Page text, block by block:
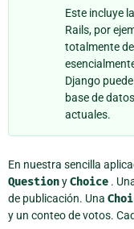
Este incluye
Rails, por
totalmente
Django
base de
actuales.
En nuestra sencilla
QuestionyChoice .
de publicación. Una
y un conteo de votos.